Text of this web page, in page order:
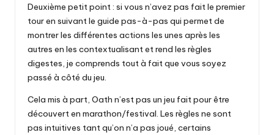
Deuxième petit point : si vous n’avez pas fait le premier
tour en suivant le guide pas-à-pas qui permet de
montrer les différentes actions les unes après les
autres en les contextualisant et rend les règles
digestes, je comprends tout à fait que vous soyez
passé à côté du jeu.
Cela mis à part, Oath n’est pas un jeu fait pour être
découvert en marathon/festival. Les règles ne sont
pas intuitives tant qu’on n’a pas joué, certains